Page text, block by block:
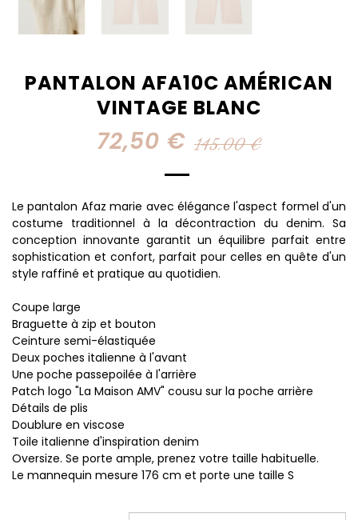
PANTALON AFA10C AMÉRICAN
VINTAGE BLANC
72,50 € 145,00 €
Le pantalon Afaz marie avec élégance l'aspect formel d'un
costume traditionnel à la décontraction du denim. Sa
conception innovante garantit un équilibre parfait entre
sophistication et confort, parfait pour celles en quête d'un
style raffiné et pratique au quotidien.
Coupe large
Braguette à zip et bouton
Ceinture semi-élastiquée
Deux poches italienne à l'avant
Une poche passepoilée à l'arrière
Patch logo "La Maison AMV" cousu sur la poche arrière
Détails de plis
Doublure en viscose
Toile italienne d'inspiration denim
Oversize. Se porte ample, prenez votre taille habituelle.
Le mannequin mesure 176 cm et porte une taille S